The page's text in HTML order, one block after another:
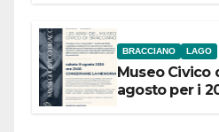
BRACCIANO LAGO
Museo Civico
agosto per i